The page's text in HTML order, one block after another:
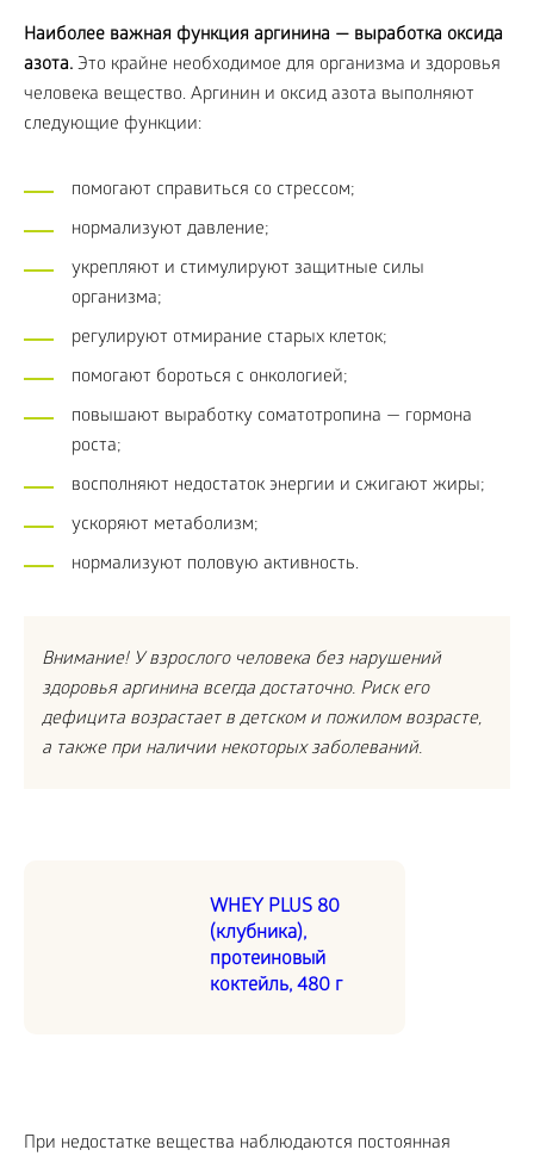
Наиболее важная функция аргинина — выработка оксида
азота. Это крайне необходимое для организма и здоровья
человека вещество. Аргинин и оксид азота выполняют
следующие функции:
помогают справиться со стрессом;
нормализуют давление;
укрепляют и стимулируют защитные силы
организма;
регулируют отмирание старых клеток;
помогают бороться с онкологией;
повышают выработку соматотропина — гормона
роста;
восполняют недостаток энергии и сжигают жиры;
ускоряют метаболизм;
нормализуют половую активность.
Внимание! У взрослого человека без нарушений
здоровья аргинина всегда достаточно. Риск его
дефицита возрастает в детском и пожилом возрасте,
а также при наличии некоторых заболеваний.
WHEY PLUS 80
(клубника),
протеиновый
коктейль, 480 г
При недостатке вещества наблюдаются постоянная